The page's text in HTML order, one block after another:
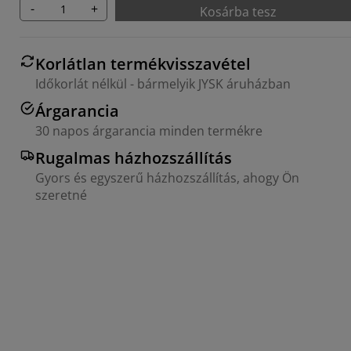
- + Kosárba tesz
Korlátlan termékvisszavétel
Időkorlát nélkül - bármelyik JYSK áruházban
Árgarancia
30 napos árgarancia minden termékre
Rugalmas házhozszállítás
Gyors és egyszerű házhozszállítás, ahogy Ön
szeretné